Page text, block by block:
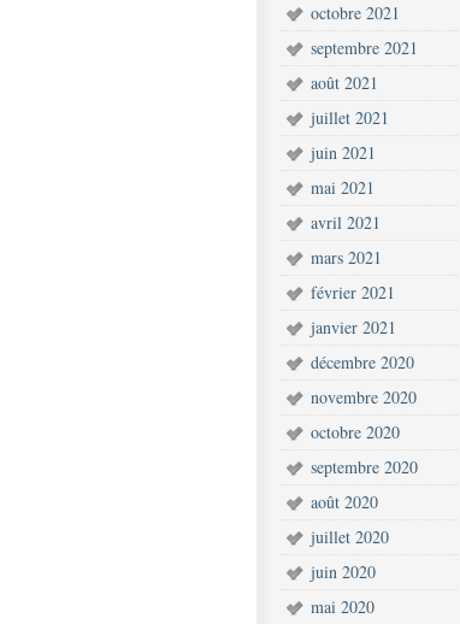
octobre 2021
septembre 2021
août 2021
juillet 2021
juin 2021
mai 2021
avril 2021
mars 2021
février 2021
janvier 2021
décembre 2020
novembre 2020
octobre 2020
septembre 2020
août 2020
juillet 2020
juin 2020
mai 2020